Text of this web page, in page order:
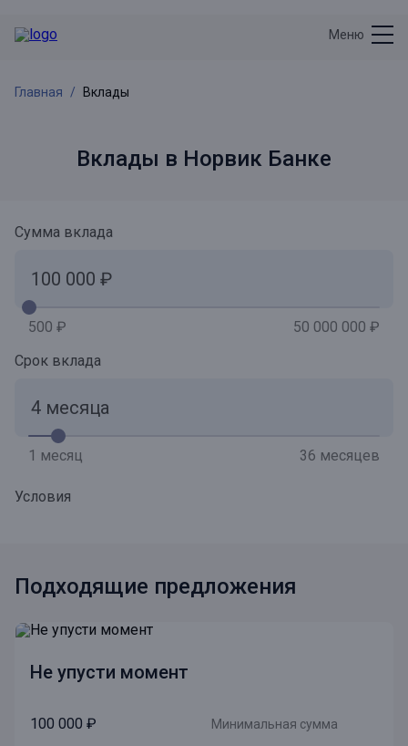
Меню
Главная Вклады
Вклады в Норвик Банке
Сумма вклада
500 ₽
50 000 000 ₽
Срок вклада
1 месяц 36 месяцев
Условия
Подходящие предложения
Не упусти момент
100 000 ₽ Минимальная сумма